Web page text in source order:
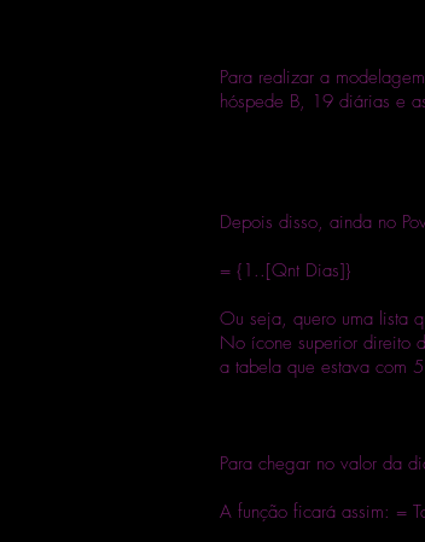
Para realizar a
hóspede B, 19 diárias e
Depois disso, ainda no
= {1..[Qnt Dias]}
Ou seja, quero uma lista
No ícone superior direito
a tabela que estava com
Para chegar no valor da
A função ficará assim: =